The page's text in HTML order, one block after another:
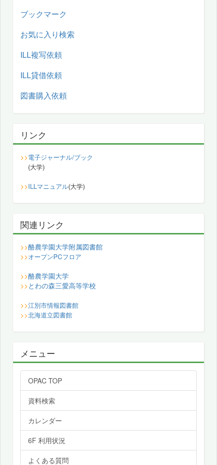
ブックマーク
お気に入り検索
ILL複写依頼
ILL貸借依頼
図書購入依頼
リンク
>>電子ジャーナル/ブック
(大学)
>>ILLマニュアル(大学)
関連リンク
>>酪農学園大学附属図書館
>>オープンPCフロア
>>酪農学園大学
>> とわの森三愛高等学校
>>江別市情報図書館
>>北海道立図書館
メニュー
OPAC TOP
資料検索
カレンダー
6F 利用状況
よくある質問